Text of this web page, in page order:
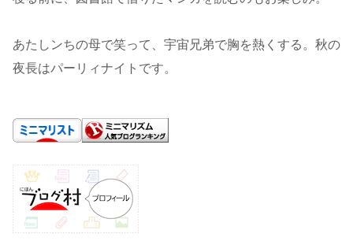
あたしンちの母で笑って、宇宙兄弟で胸を熱くする。秋の
夜長はパーリィナイトです。